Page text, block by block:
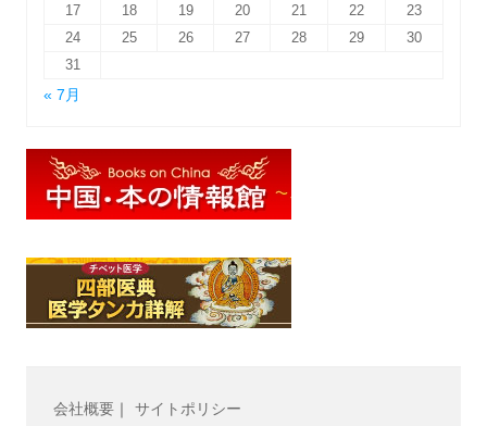
17
18 19 20 21 22
23
24
25 26 27 28 29
30
31
« 7月
会社概要 ｜ サイトポリシー